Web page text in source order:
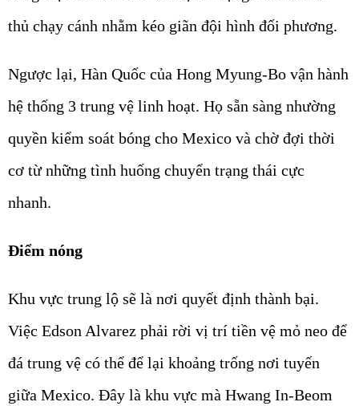
thủ chạy cánh nhằm kéo giãn đội hình đối phương.
Ngược lại, Hàn Quốc của Hong Myung-Bo vận hành
hệ thống 3 trung vệ linh hoạt. Họ sẵn sàng nhường
quyền kiểm soát bóng cho Mexico và chờ đợi thời
cơ từ những tình huống chuyển trạng thái cực
nhanh.
Điểm nóng
Khu vực trung lộ sẽ là nơi quyết định thành bại.
Việc Edson Alvarez phải rời vị trí tiền vệ mỏ neo để
đá trung vệ có thể để lại khoảng trống nơi tuyến
giữa Mexico. Đây là khu vực mà Hwang In-Beom